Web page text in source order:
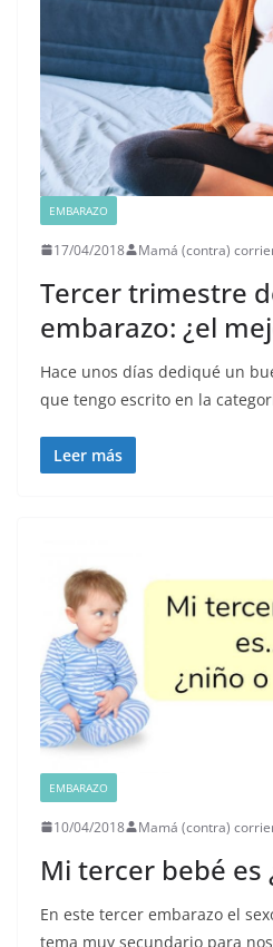
EMBARAZO
17/04/2018 Mamá (contra)
Tercer trimestre
embarazo: ¿el
Hace unos días dediqué un
que tengo escrito en la
Leer más
EMBARAZO
10/04/2018 Mamá (contra)
Mi tercer bebé es
En este tercer embarazo el
tema muy secundario para